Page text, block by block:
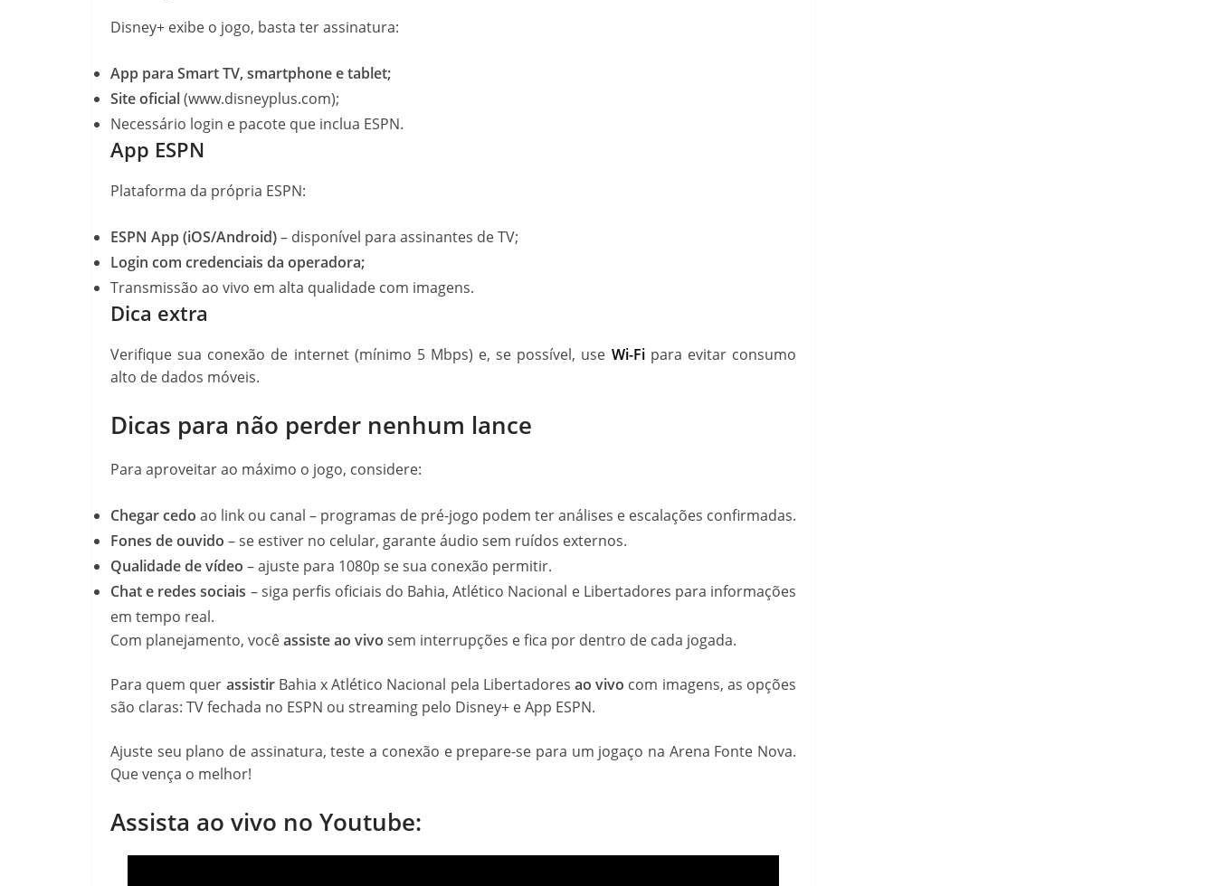
Disney+ exibe o jogo, basta ter assinatura:
App para Smart TV, smartphone e tablet;
Site oficial(www.disneyplus.com);
Necessário login e pacote que inclua ESPN.
App ESPN
Plataforma da própria ESPN:
ESPN App (iOS/Android)– disponível para assinantes de TV;
Login com credenciais da operadora;
Transmissão ao vivo em alta qualidade com imagens.
Dica extra
Verifique sua conexão de internet (mínimo 5 Mbps) e, se possível, use Wi-Fipara evitar consumo
alto de dados móveis.
Dicas para não perder nenhum lance
Para aproveitar ao máximo o jogo, considere:
Chegar cedo ao link ou canal – programas de pré-jogo podem ter análises e escalações confirmadas.
Fones de ouvido – se estiver no celular, garante áudio sem ruídos externos.
Qualidade de vídeo – ajuste para 1080p se sua conexão permitir.
Chat e redes sociais – siga perfis oficiais do Bahia, Atlético Nacional e Libertadores para informações
em tempo real.
Com planejamento, vocêassiste ao vivo sem interrupções e fica por dentro de cada jogada.
Para quem quer assistir Bahia x Atlético Nacional pela Libertadoresao vivo com imagens, as opções
são claras: TV fechada no ESPN ou streaming pelo Disney+ e App ESPN.
Ajuste seu plano de assinatura, teste a conexão e prepare-se para um jogaço na Arena Fonte Nova.
Que vença o melhor!
Assista ao vivo no Youtube: